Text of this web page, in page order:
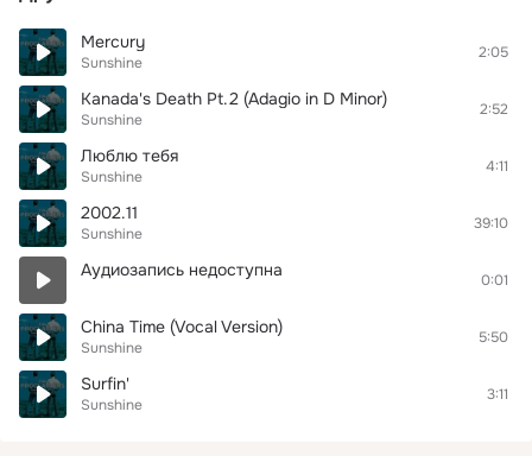
Mercury
Sunshine
2:05
Kanada's Death Pt.2 (Adagio in D Minor)
Sunshine
2:52
Люблю тебя
Sunshine
4:11
2002.11
Sunshine
39:10
Аудиозапись недоступна 0:01
China Time (Vocal Version)
Sunshine
5:50
Surfin'
Sunshine
3:11